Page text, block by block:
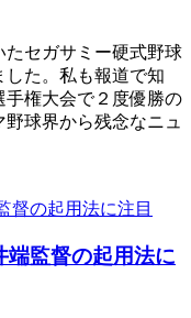
セガサミー硬式野球
た。私も報道で知
手権大会で２度優勝の
球界から残念なニュ
監督の起用法に